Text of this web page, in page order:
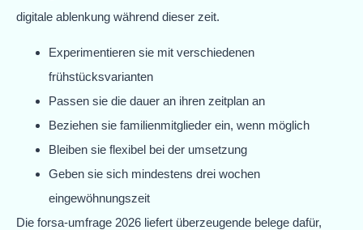
digitale ablenkung während dieser zeit.
Experimentieren sie mit verschiedenen
frühstücksvarianten
Passen sie die dauer an ihren zeitplan an
Beziehen sie familienmitglieder ein, wenn möglich
Bleiben sie flexibel bei der umsetzung
Geben sie sich mindestens drei wochen
eingewöhnungszeit
Die forsa-umfrage 2026 liefert überzeugende belege dafür,